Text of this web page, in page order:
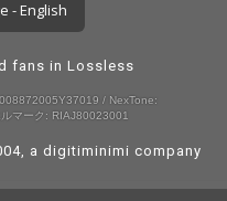
- English
fans in Lossless
/ NexTone:
マーク: RIAJ80023001
a digitiminimi company